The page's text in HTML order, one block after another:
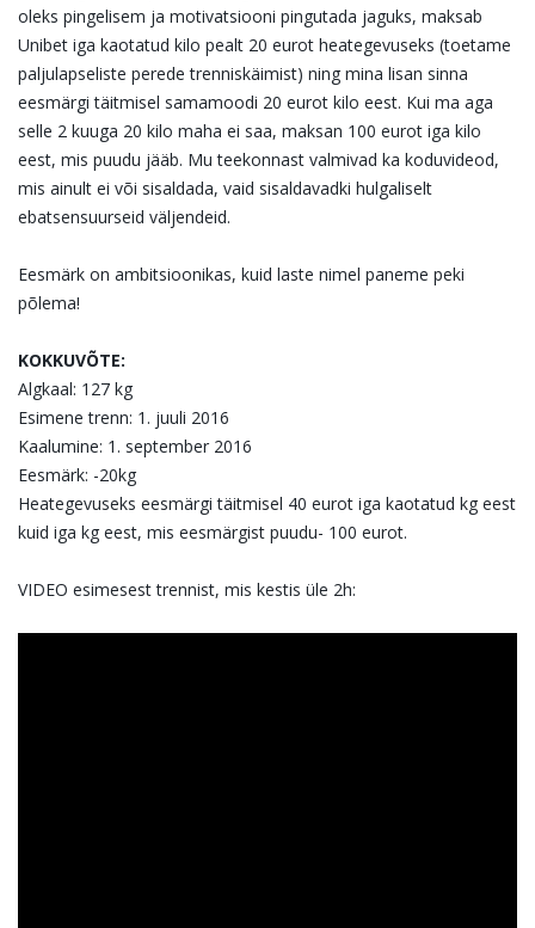
oleks pingelisem ja motivatsiooni pingutada jaguks, maksab
Unibet iga kaotatud kilo pealt 20 eurot heategevuseks (toetame
paljulapseliste perede trenniskäimist) ning mina lisan sinna
eesmärgi täitmisel samamoodi 20 eurot kilo eest. Kui ma aga
selle 2 kuuga 20 kilo maha ei saa, maksan 100 eurot iga kilo
eest, mis puudu jääb. Mu teekonnast valmivad ka koduvideod,
mis ainult ei või sisaldada, vaid sisaldavadki hulgaliselt
ebatsensuurseid väljendeid.
Eesmärk on ambitsioonikas, kuid laste nimel paneme peki
põlema!
KOKKUVÕTE:
Algkaal: 127 kg
Esimene trenn: 1. juuli 2016
Kaalumine: 1. september 2016
Eesmärk: -20kg
Heategevuseks eesmärgi täitmisel 40 eurot iga kaotatud kg eest
kuid iga kg eest, mis eesmärgist puudu- 100 eurot.
VIDEO esimesest trennist, mis kestis üle 2h: